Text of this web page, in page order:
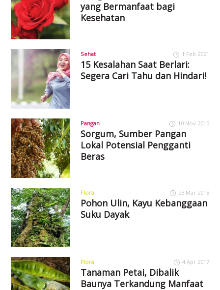
yang Bermanfaat bagi
Kesehatan
Sehat 1 Feb 2021
15 Kesalahan Saat Berlari:
Segera Cari Tahu dan Hindari!
Pangan 10 Nov 2015
Sorgum, Sumber Pangan
Lokal Potensial Pengganti
Beras
Flora 23 Mar 2018
Pohon Ulin, Kayu Kebanggaan
Suku Dayak
Flora 4 Apr 2017
Tanaman Petai, Dibalik
Baunya Terkandung Manfaat